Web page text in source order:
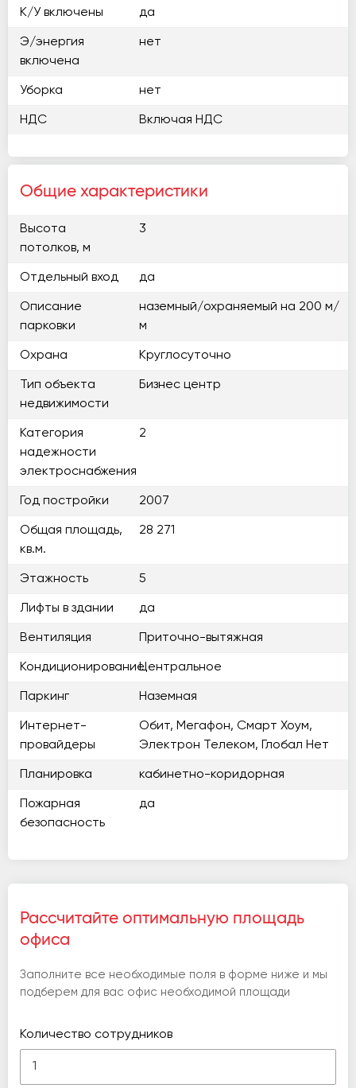
К/У включены да
Э/энергия
включена
нет
Уборка нет
НДС Включая НДС
Общие характеристики
Высота
потолков, м
3
Отдельный вход да
Описание
парковки
наземный/охраняемый на 200 м/
м
Охрана Круглосуточно
Тип объекта
недвижимости
Бизнес центр
Категория
надежности
электроснабжения
2
Год постройки 2007
Общая площадь,
кв.м.
28 271
Этажность 5
Лифты в здании да
Вентиляция Приточно-вытяжная
КондиционированиеЦентральное
Паркинг Наземная
Интернет-
провайдеры
Обит, Мегафон, Смарт Хоум,
Электрон Телеком, Глобал Нет
Планировка кабинетно-коридорная
Пожарная
безопасность
да
Рассчитайте оптимальную площадь
офиса
Заполните все необходимые поля в форме ниже и мы
подберем для вас офис необходимой площади
Количество сотрудников